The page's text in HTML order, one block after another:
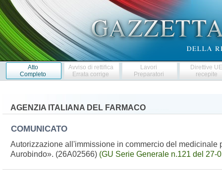
Atto
Completo
Avviso di rettifica
Errata corrige
Lavori
Preparatori
Direttive
recepite
AGENZIA ITALIANA DEL FARMACO
COMUNICATO
Autorizzazione all'immissione in commercio del medicinale
Aurobindo». (26A02566) (GU Serie Generale n.121 del 27-